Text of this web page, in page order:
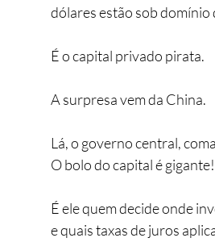
dólares estão sob domínio
É o capital privado pirata.
A surpresa vem da China.
Lá, o governo central,
O bolo do capital é gigante!
É ele quem decide onde
e quais taxas de juros